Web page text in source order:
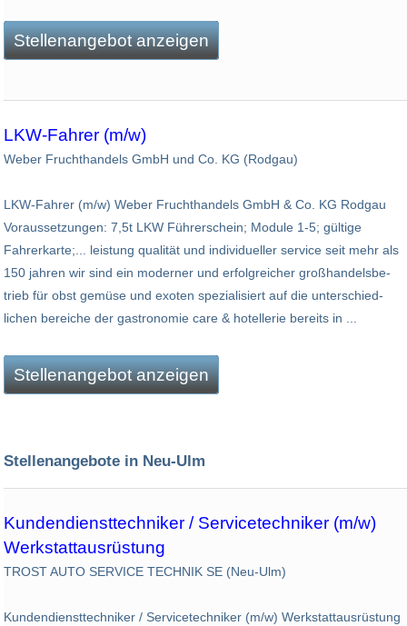
Stellenangebot anzeigen
LKW-Fahrer (m/w)
Weber Fruchthandels GmbH und Co. KG (Rodgau)
LKW-Fahrer (m/w) Weber Fruchthandels GmbH & Co. KG Rodgau
Voraussetzungen: 7,5t LKW Führerschein; Module 1-5; gültige
Fahrerkarte;... leistung qualität und individueller service seit mehr als
150 jahren wir sind ein moderner und erfolgreicher groß­han­dels­be­
trieb für obst gemüse und exoten spe­zi­a­li­siert auf die un­ter­schied­
lichen bereiche der gastronomie care & ho­tel­lerie bereits in ...
Stellenangebot anzeigen
Stellenangebote in Neu-Ulm
Kundendiensttechniker / Servicetechniker (m/w)
Werkstattausrüstung
TROST AUTO SERVICE TECHNIK SE (Neu-Ulm)
Kundendiensttechniker / Servicetechniker (m/w) Werkstattausrüstung